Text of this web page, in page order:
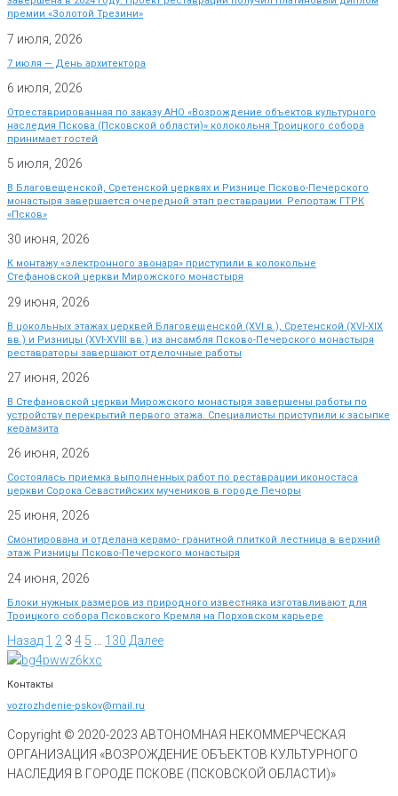
премии «Золотой Трезини»
7 июля, 2026
7 июля — День архитектора
6 июля, 2026
Отреставрированная по заказу АНО «Возрождение объектов культурного
наследия Пскова (Псковской области)» колокольня Троицкого собора
принимает гостей
5 июля, 2026
В Благовещенской, Сретенской церквях и Ризнице Псково-Печерского
монастыря завершается очередной этап реставрации. Репортаж ГТРК
«Псков»
30 июня, 2026
К монтажу «электронного звонаря» приступили в колокольне
Стефановской церкви Мирожского монастыря
29 июня, 2026
В цокольных этажах церквей Благовещенской (XVI в.), Сретенской (XVI-XIX
вв.) и Ризницы (XVI-XVIII вв.) из ансамбля Псково-Печерского монастыря
реставраторы завершают отделочные работы
27 июня, 2026
В Стефановской церкви Мирожского монастыря завершены работы по
устройству перекрытий первого этажа. Специалисты приступили к засыпке
керамзита
26 июня, 2026
Состоялась приемка выполненных работ по реставрации иконостаса
церкви Сорока Севастийских мучеников в городе Печоры
25 июня, 2026
Смонтирована и отделана керамо- гранитной плиткой лестница в верхний
этаж Ризницы Псково-Печерского монастыря
24 июня, 2026
Блоки нужных размеров из природного известняка изготавливают для
Троицкого собора Псковского Кремля на Порховском карьере
Назад 1 2 3 4 5 130 Далее
Контакты
vozrozhdenie-pskov@mail.ru
Copyright © 2020-2023 АВТОНОМНАЯ НЕКОММЕРЧЕСКАЯ
ОРГАНИЗАЦИЯ «ВОЗРОЖДЕНИЕ ОБЪЕКТОВ КУЛЬТУРНОГО
НАСЛЕДИЯ В ГОРОДЕ ПСКОВЕ (ПСКОВСКОЙ ОБЛАСТИ)»